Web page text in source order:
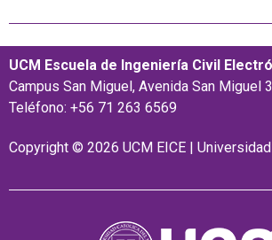
UCM Escuela de Ingeniería Civil
Campus San Miguel, Avenida San Miguel
Teléfono: +56 71 263 6569
Copyright © 2026 UCM EICE |